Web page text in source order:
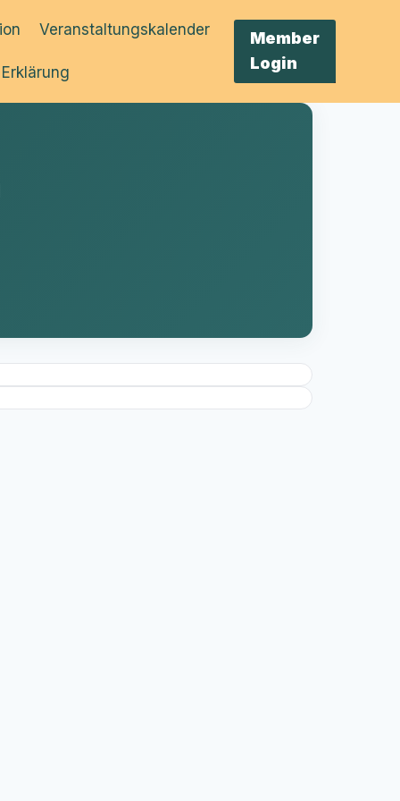
Veranstaltungskalender
Member
Login